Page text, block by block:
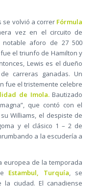
se volvió a correr Fórmula
vez en el circuito de
notable aforo de 27 500
el triunfo de Hamilton y
Lewis es el dueño
carreras ganadas. Un
fue el tristemente celebre
de Imola.Bautizado
que contó con el
Williams, el despiste de
y el clásico 1 – 2 de
a la escudería a
europea de la temporada
Estambul, Turquía, se
ciudad. El canadiense